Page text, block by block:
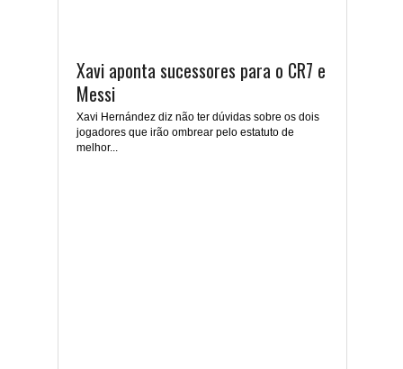
Xavi aponta sucessores para o CR7 e
Messi
Xavi Hernández diz não ter dúvidas sobre os dois
jogadores que irão ombrear pelo estatuto de
melhor...